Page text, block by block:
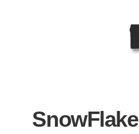
SnowFlake